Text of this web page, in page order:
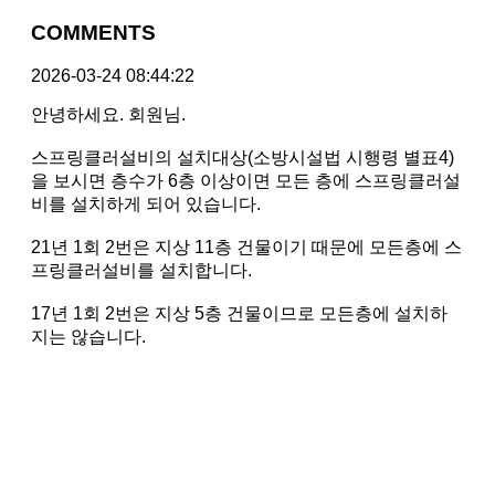
COMMENTS
2026-03-24 08:44:22
안녕하세요. 회원님.
스프링클러설비의 설치대상(소방시설법 시행령 별표4)
을 보시면 층수가 6층 이상이면 모든 층에 스프링클러설
비를 설치하게 되어 있습니다.
21년 1회 2번은 지상 11층 건물이기 때문에 모든층에 스
프링클러설비를 설치합니다.
17년 1회 2번은 지상 5층 건물이므로 모든층에 설치하
지는 않습니다.